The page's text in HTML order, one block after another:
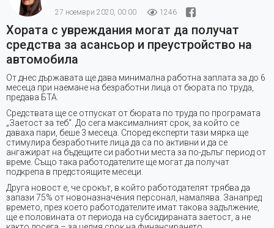
27 ноември 2020, 00:00 1246
Хората с увреждания могат да получат
средства за асансьор и преустройство на
автомобила
От днес държавата ще дава минимална работна заплата за до 6
месеца при наемане на безработни лица от бюрата по труда,
предава БТА.
Средствата ще се отпускат от бюрата по труда по програмата
„Заетост за теб“. До сега максималният срок, за който се
даваха пари, беше 3 месеца. Според експерти тази мярка ще
стимулира безработните лица да са по активни и да се
ангажират на бъдещите си работни места за по-дълъг период от
време. Също така работодателите ще могат да получат
подкрепа в предстоящите месеци.
Друга новост е, че срокът, в който работодателят трябва да
запази 75% от новоназначения персонал, намалява. Занапред
времето, през което работодателите имат такова задължение,
ще е половината от периода на субсидираната заетост, а не